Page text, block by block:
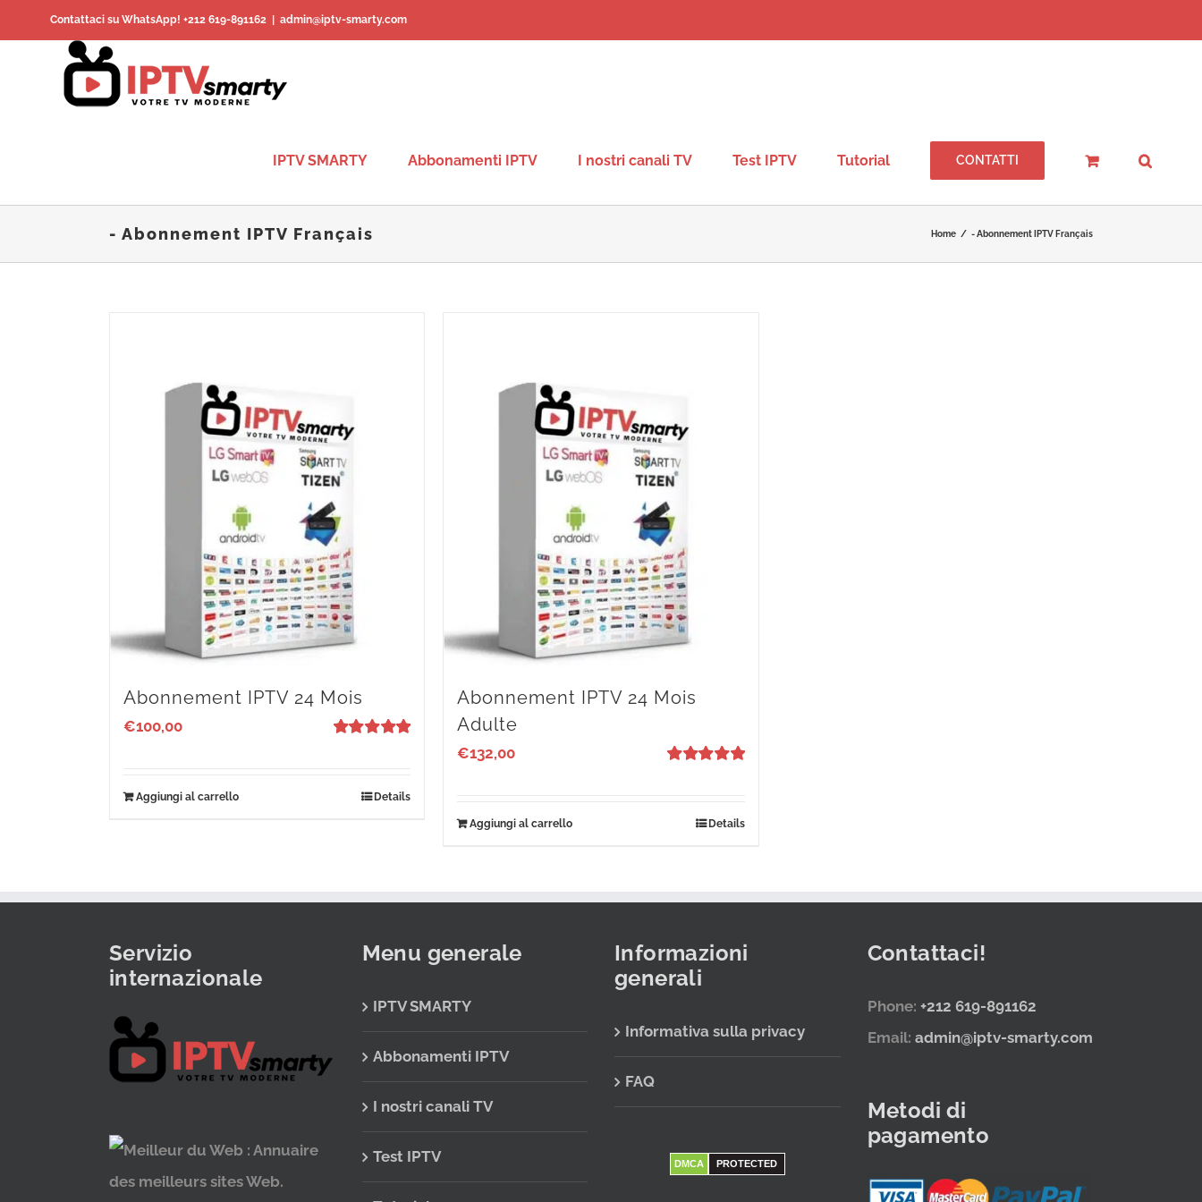
to
Contattaci su WhatsApp! +212 619-891162 admin@iptv-smarty.com
IPTV SMARTY Abbonamenti IPTV I nostri canali TV Test IPTV Tutorial CONTATTI
- Abonnement IPTV Français Home / - Abonnement IPTV Français
Abonnement IPTV 24 Mois
€100,00
Aggiungi al carrello Details
Abonnement IPTV 24 Mois
Adulte
€132,00
Aggiungi al carrello Details
Servizio
internazionale
Menu generale
IPTV SMARTY
Abbonamenti IPTV
I nostri canali TV
Test IPTV
Informazioni
generali
Informativa sulla privacy
FAQ
DMCA PROTECTED
Contattaci!
Phone: +212 619-891162
Email: admin@iptv-smarty.com
Metodi di
pagamento